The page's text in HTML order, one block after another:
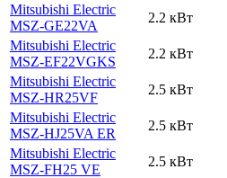
Mitsubishi Electric
MSZ-GE22VA
2.2 кВт
Mitsubishi Electric
MSZ-EF22VGKS
2.2 кВт
Mitsubishi Electric
MSZ-HR25VF
2.5 кВт
Mitsubishi Electric
MSZ-HJ25VA ER
2.5 кВт
Mitsubishi Electric
MSZ-FH25 VE
2.5 кВт